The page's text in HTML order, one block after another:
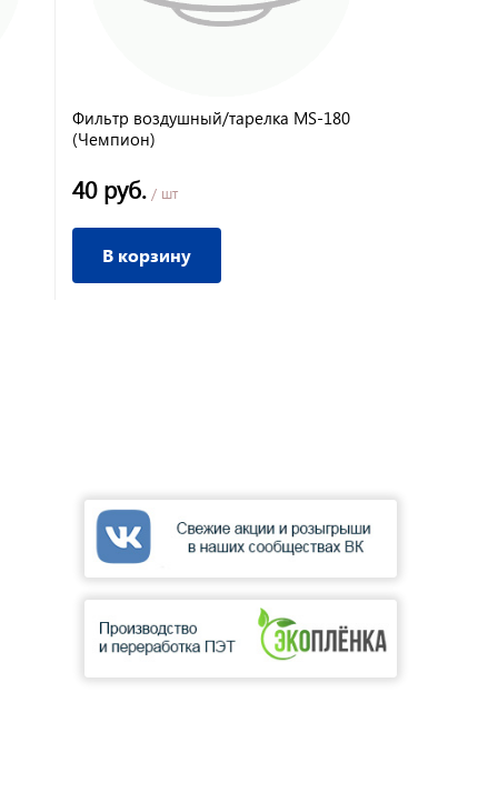
Фильтр воздушный/тарелка MS-180
(Чемпион)
40 руб. / шт
В корзину